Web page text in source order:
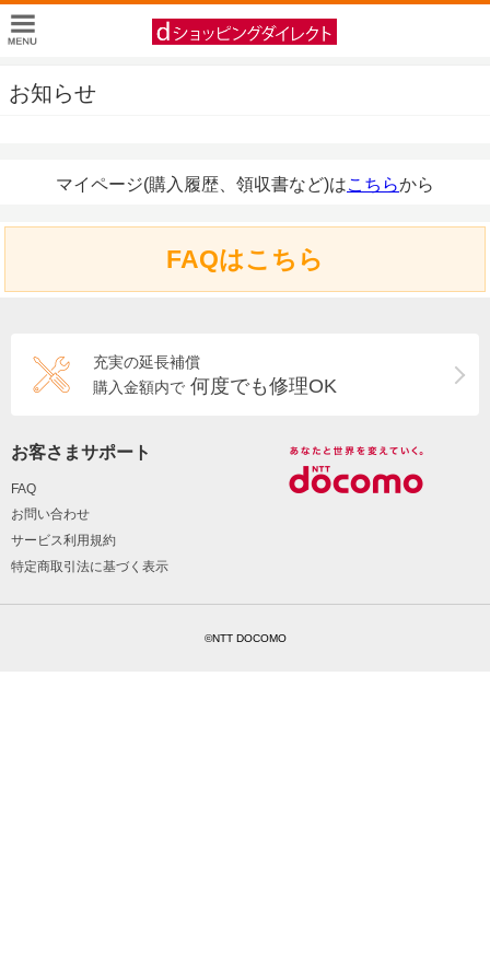
お知らせ
マイページ(購入履歴、領収書など)はこちらから
FAQはこちら
充実の延長補償
購入金額内で 何度でも修理OK
お客さまサポート
FAQ
お問い合わせ
サービス利用規約
特定商取引法に基づく表示
©NTT DOCOMO